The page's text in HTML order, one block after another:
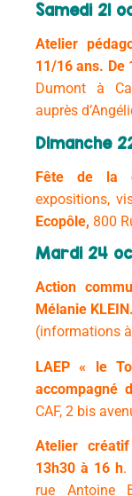
Samedi 21
Atelier
11/16 ans. De
Dumont à
auprès
Dimanche
Fête de la
expositions,
Ecopôle, 800
Mardi 24
Action
Mélanie KLEIN.
(informations
LAEP « le
accompagné
CAF, 2 bis
Atelier
13h30 à 16 h.
rue Antoine